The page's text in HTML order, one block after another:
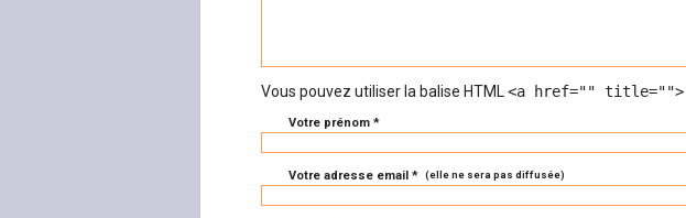
Vous pouvez utiliser la balise HTML <a href="" title="">
Votre prénom *
Votre adresse email * (elle ne sera pas diffusée)